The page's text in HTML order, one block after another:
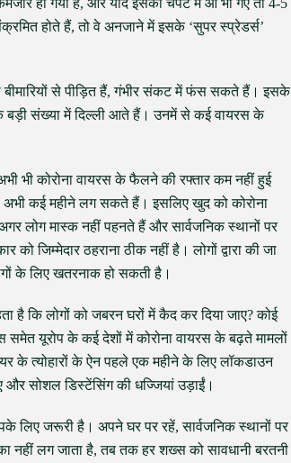
हो गया है, और यदि इसकी चपेट में आ भी गए तो 4-5
होते हैं, तो वे अनजाने में इसके ‘सुपर स्प्रेडर्स’
से पीड़ित हैं, गंभीर संकट में फंस सकते हैं। इसके
के बड़ी संख्या में दिल्ली आते हैं। उनमें से कई वायरस के
भी कोरोना वायरस के फैलने की रफ्तार कम नहीं हुई
कई महीने लग सकते हैं। इसलिए खुद को कोरोना
लोग मास्क नहीं पहनते हैं और सार्वजनिक स्थानों पर
जिम्मेदार ठहराना ठीक नहीं है। लोगों द्वारा की जा
के लिए खतरनाक हो सकती है।
है कि लोगों को जबरन घरों में कैद कर दिया जाए? कोई
यूरोप के कई देशों में कोरोना वायरस के बढ़ते मामलों
के त्योहारों के ऐन पहले एक महीने के लिए लॉकडाउन
और सोशल डिस्टेंसिंग की धज्जियां उड़ाईं।
लिए जरूरी है। अपने घर पर रहें, सार्वजनिक स्थानों पर
लग जाता है, तब तक हर शख्स को सावधानी बरतनी